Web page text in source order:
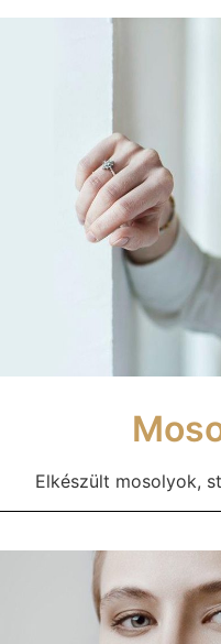
Elkészült mosolyok,